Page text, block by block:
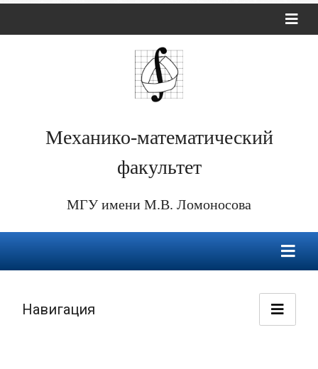
Механико-математический
факультет
МГУ имени М.В. Ломоносова
Навигация